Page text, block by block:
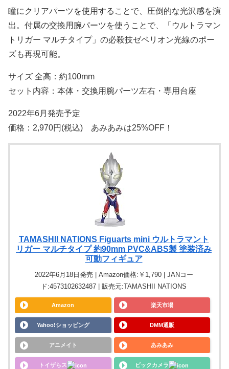
瞳にクリアパーツを使用することで、圧倒的な光沢感を演
出。付属の交換用腕パーツを使うことで、「ウルトラマン
トリガー マルチタイプ」の必殺技ゼペリオン光線のポー
ズも再現可能。
サイズ 全高：約100mm
セット内容：本体・交換用腕パーツ左右・専用台座
2022年6月発売予定
価格：2,970円(税込) あみあみは25%OFF！
TAMASHII NATIONS Figuarts mini ウルトラマント
リガー マルチタイプ 約90mm PVC&ABS製 塗装済み
可動フィギュア
2022年6月18日発売 | Amazon価格:￥1,790 | JANコー
ド:4573102632487 | 販売元:TAMASHII NATIONS
Amazon 楽天市場
Yahoo!ショッピング DMM通販
アニメイト あみあみ
トイザらス ビックカメラ